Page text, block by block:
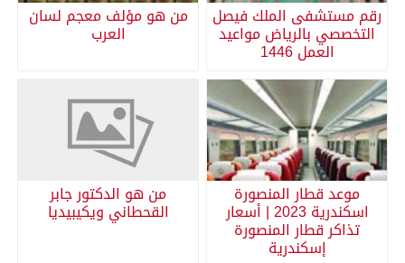
رقم مستشفى الملك فيصل
التخصصي بالرياض مواعيد
العمل 1446
من هو مؤلف معجم لسان
العرب
موعد قطار المنصورة
اسكندرية 2023 | أسعار
تذاكر قطار المنصورة
إسكندرية
من هو الدكتور جابر
القحطاني ويكيبيديا